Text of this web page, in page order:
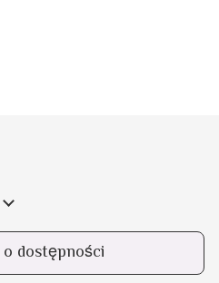
dostępności